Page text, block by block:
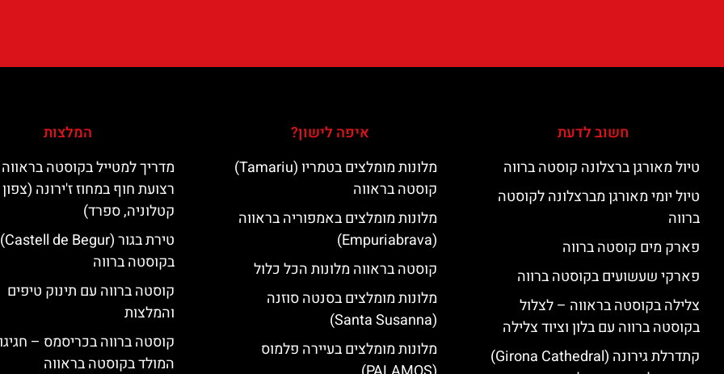
חשוב לדעת
טיול מאורגן ברצלונה קוסטה ברווה
טיול יומי מאורגן מברצלונה לקוסטה
ברווה
פארק מים קוסטה ברווה
פארקי שעשועים בקוסטה ברווה
צלילה בקוסטה בראווה – לצלול
בקוסטה ברווה עם בלון וציוד צלילה
קתדרלת גירונה (Girona Cathedral)
איפה לישון?
מלונות מומלצים בטמריו (Tamariu)
קוסטה בראווה
מלונות מומלצים באמפוריה בראווה
(Empuriabrava)
קוסטה בראווה מלונות הכל כלול
מלונות מומלצים בסנטה סוזנה
(Santa Susanna)
מלונות מומלצים בעיירה פלמוס
המלצות
מדריך למטייל בקוסטה
רצועת חוף במחוז ז'ירונה
קטלוניה, ספרד)
טירת בגור (Castell de Begur)
בקוסטה ברווה
קוסטה ברווה עם תינוק טיפים
והמלצות
קוסטה ברווה בכריסמס –
המולד בקוסטה בראווה